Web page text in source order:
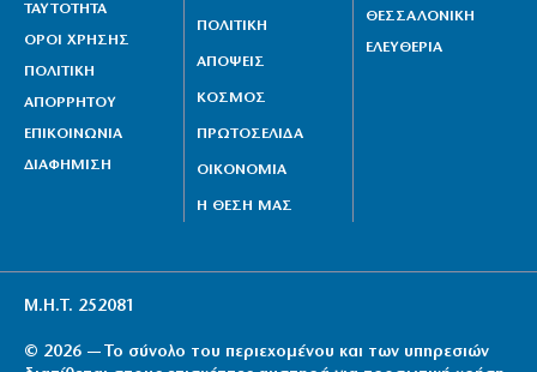
ΤΑΥΤΟΤΗΤΑ
ΟΡΟΙ ΧΡΗΣΗΣ
ΠΟΛΙΤΙΚΗ
ΑΠΟΡΡΗΤΟΥ
ΕΠΙΚΟΙΝΩΝΙΑ
ΔΙΑΦΗΜΙΣΗ
ΠΟΛΙΤΙΚΗ
ΑΠΟΨΕΙΣ
ΚΟΣΜΟΣ
ΠΡΩΤΟΣΕΛΙΔΑ
ΟΙΚΟΝΟΜΙΑ
Η ΘΕΣΗ ΜΑΣ
ΘΕΣΣΑΛΟΝΙΚΗ
ΕΛΕΥΘΕΡΙΑ
Μ.Η.Τ. 252081
© 2026 — Το σύνολο του περιεχομένου και των υπηρεσιών